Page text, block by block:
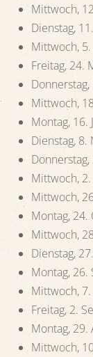
Mittwoch,
Dienstag,
Mittwoch,
Freitag, 24.
Donnerstag,
Mittwoch,
Montag, 16.
Dienstag,
Mittwoch,
Mittwoch,
Montag,
Mittwoch,
Dienstag,
Montag,
Mittwoch,
Freitag, 2.
Montag, 29.
Mittwoch,